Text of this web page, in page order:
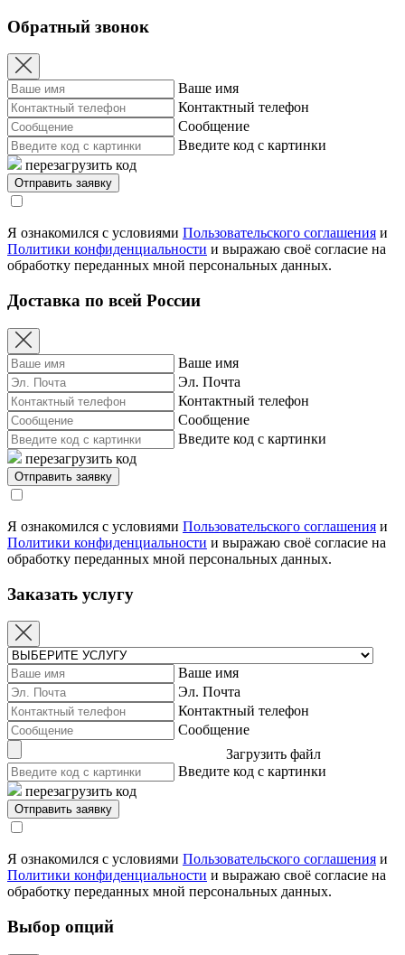
Обратный звонок
Ваше имя
Контактный телефон
Сообщение
Введите код с картинки
перезагрузить код
Я ознакомился с условиями Пользовательского соглашения и
Политики конфиденциальности и выражаю своё согласие на
обработку переданных мной персональных данных.
Доставка по всей России
Ваше имя
Эл. Почта
Контактный телефон
Сообщение
Введите код с картинки
перезагрузить код
Я ознакомился с условиями Пользовательского соглашения и
Политики конфиденциальности и выражаю своё согласие на
обработку переданных мной персональных данных.
Заказать услугу
Ваше имя
Эл. Почта
Контактный телефон
Сообщение
Загрузить файл
Введите код с картинки
перезагрузить код
Я ознакомился с условиями Пользовательского соглашения и
Политики конфиденциальности и выражаю своё согласие на
обработку переданных мной персональных данных.
Выбор опций